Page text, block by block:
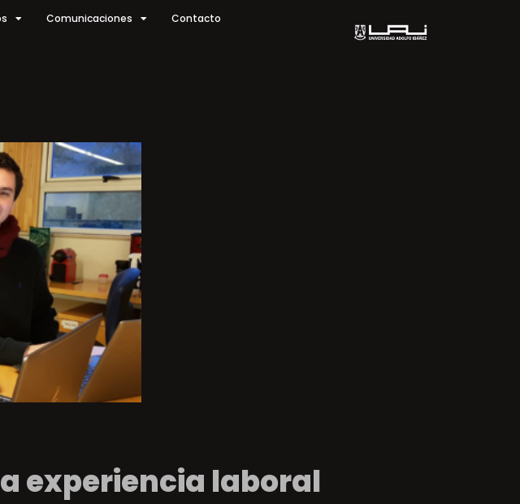
Comunicaciones Contacto
experiencia laboral